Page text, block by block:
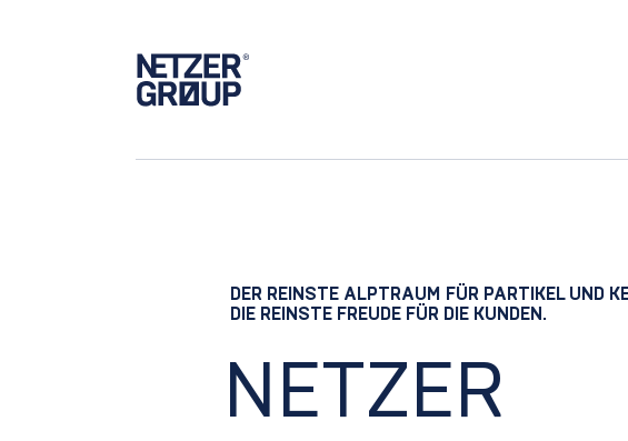
Main Navigation
DER REINSTE ALPTRAUM FÜR PARTIKEL UND
DIE REINSTE FREUDE FÜR DIE KUNDEN.
NETZER